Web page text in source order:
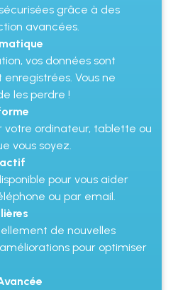
grâce à des
avancées.
vos données sont
Vous ne
les perdre !
votre ordinateur, tablette ou
vous soyez.
pour vous aider
ou par email.
de nouvelles
pour optimiser